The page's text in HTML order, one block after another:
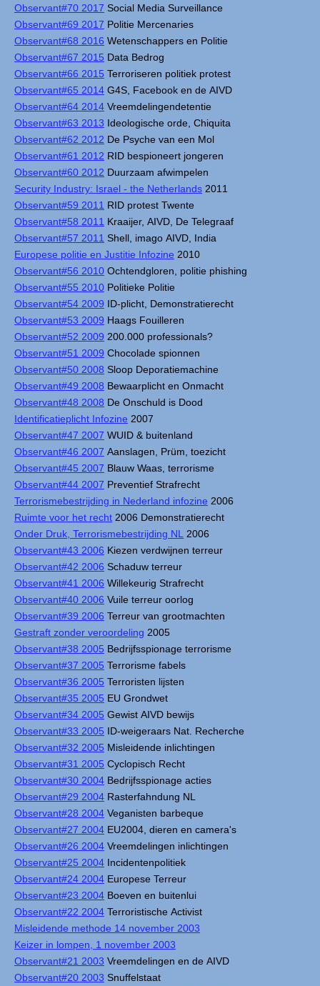
Observant#70 2017 Social Media Surveillance
Observant#69 2017 Politie Mercenaries
Observant#68 2016 Wetenschappers en Politie
Observant#67 2015 Data Bedrog
Observant#66 2015 Terroriseren politiek protest
Observant#65 2014 G4S, Facebook en de AIVD
Observant#64 2014 Vreemdelingendetentie
Observant#63 2013 Ideologische orde, Chiquita
Observant#62 2012 De Psyche van een Mol
Observant#61 2012 RID bespioneert jongeren
Observant#60 2012 Duurzaam afwimpelen
Security Industry: Israel - the Netherlands 2011
Observant#59 2011 RID protest Twente
Observant#58 2011 Kraaijer, AIVD, De Telegraaf
Observant#57 2011 Shell, imago AIVD, India
Europese politie en Justitie Infozine 2010
Observant#56 2010 Ochtendgloren, politie phishing
Observant#55 2010 Politieke Politie
Observant#54 2009 ID-plicht, Demonstratierecht
Observant#53 2009 Haags Fouilleren
Observant#52 2009 200.000 professionals?
Observant#51 2009 Chocolade spionnen
Observant#50 2008 Sloop Deporatiemachine
Observant#49 2008 Bewaarplicht en Onmacht
Observant#48 2008 De Onschuld is Dood
Identificatieplicht Infozine 2007
Observant#47 2007 WUID & buitenland
Observant#46 2007 Aanslagen, Prüm, toezicht
Observant#45 2007 Blauw Waas, terrorisme
Observant#44 2007 Preventief Strafrecht
Terrorismebestrijding in Nederland infozine 2006
Ruimte voor het recht 2006 Demonstratierecht
Onder Druk, Terrorismebestrijding NL
2006
Observant#43 2006 Kiezen verdwijnen terreur
Observant#42 2006 Schaduw terreur
Observant#41 2006 Willekeurig Strafrecht
Observant#40 2006 Vuile terreur oorlog
Observant#39 2006 Terreur van grootmachten
Gestraft zonder veroordeling 2005
Observant#38 2005 Bedrijfsspionage terrorisme
Observant#37 2005 Terrorisme fabels
Observant#36 2005 Terroristen lijsten
Observant#35 2005 EU Grondwet
Observant#34 2005 Gewist AIVD bewijs
Observant#33 2005 ID-weigeraars Nat. Recherche
Observant#32 2005 Misleidende inlichtingen
Observant#31 2005 Cyclopisch Recht
Observant#30 2004 Bedrijfsspionage acties
Observant#29 2004 Rasterfahndung NL
Observant#28 2004 Veganisten barbeque
Observant#27 2004 EU2004, dieren en camera's
Observant#26 2004 Vreemdelingen inlichtingen
Observant#25 2004 Incidentenpolitiek
Observant#24 2004 Europese Terreur
Observant#23 2004 Boeven en buitenlui
Observant#22 2004 Terroristische Activist
Misleidende methode 14 november 2003
Keizer in lompen, 1 november 2003
Observant#21 2003 Vreemdelingen en de AIVD
Observant#20 2003 Snuffelstaat